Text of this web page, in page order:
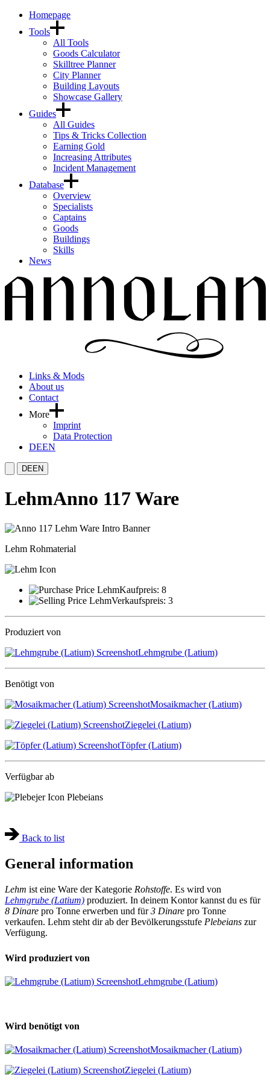
Homepage
Tools
All Tools
Goods Calculator
Skilltree Planner
City Planner
Building Layouts
Showcase Gallery
Guides
All Guides
Tips & Tricks Collection
Earning Gold
Increasing Attributes
Incident Management
Database
Overview
Specialists
Captains
Goods
Buildings
Skills
News
Links & Mods
About us
Contact
More
Imprint
Data Protection
DEEN
DEEN
LehmAnno 117 Ware
Lehm Rohmaterial
Kaufpreis: 8
Verkaufspreis: 3
Produziert von
Lehmgrube (Latium)
Benötigt von
Mosaikmacher (Latium)
Ziegelei (Latium)
Töpfer (Latium)
Verfügbar ab
Plebeians
Back to list
General information
Lehm ist eine Ware der Kategorie Rohstoffe. Es wird von
Lehmgrube (Latium) produziert. In deinem Kontor kannst du es für
8 Dinare pro Tonne erwerben und für3 Dinare pro Tonne
verkaufen. Lehm steht dir ab der Bevölkerungsstufe Plebeians zur
Verfügung.
Wird produziert von
Lehmgrube (Latium)
Wird benötigt von
Mosaikmacher (Latium)
Ziegelei (Latium)